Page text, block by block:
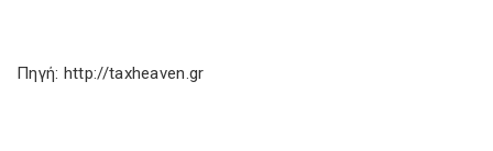
Πηγή: http://taxheaven.gr